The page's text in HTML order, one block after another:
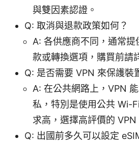
與雙因素認證。
Q: 取消與退款政策如何？
A: 各供應商不同，通常提
款或轉換選項，購買前請
Q: 是否需要 VPN 來保護裝
A: 在公共網路上，VPN
私，特別是使用公共 Wi-
求高，選擇高評價的 VPN
Q: 出國前多久可以設定